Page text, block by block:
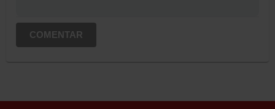
COMENTAR